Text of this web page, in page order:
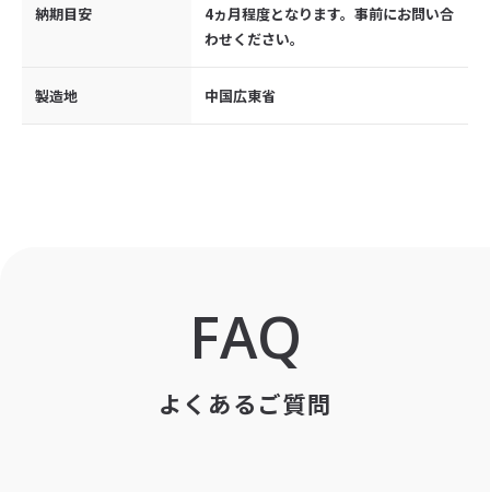
納期目安
4ヵ月程度となります。事前にお問い合
わせください。
製造地 中国広東省
FAQ
よくあるご質問